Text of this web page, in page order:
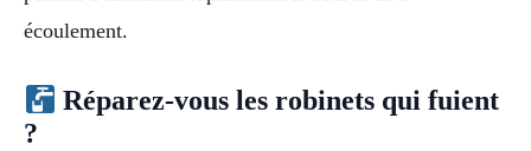
écoulement.
Réparez-vous les robinets qui fuient
?